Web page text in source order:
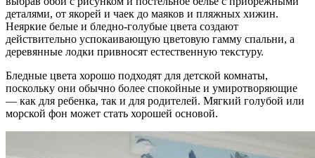
деталями, от якорей и чаек до маяков и пляжных хижин.
Неяркие белые и бледно-голубые цвета создают
действительно успокаивающую цветовую гамму спальни, а
деревянные лодки привносят естественную текстуру.
Бледные цвета хорошо подходят для детской комнаты,
поскольку они обычно более спокойные и умиротворяющие
— как для ребенка, так и для родителей. Мягкий голубой или
морской фон может стать хорошей основой.